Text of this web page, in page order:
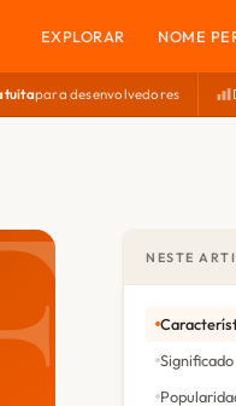
EXPLORAR NOME
para desenvolvedores
NESTE